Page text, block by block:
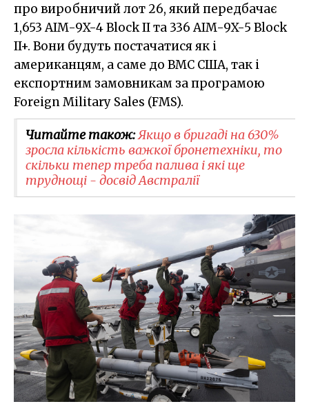
про виробничий лот 26, який передбачає
1,653 AIM-9X-4 Block II та 336 AIM-9X-5 Block
II+. Вони будуть постачатися як і
американцям, а саме до ВМС США, так і
експортним замовникам за програмою
Foreign Military Sales (FMS).
Читайте також:Якщо в бригаді на 630%
зросла кількість важкої бронетехніки, то
скільки тепер треба палива і які ще
труднощі - досвід Австралії